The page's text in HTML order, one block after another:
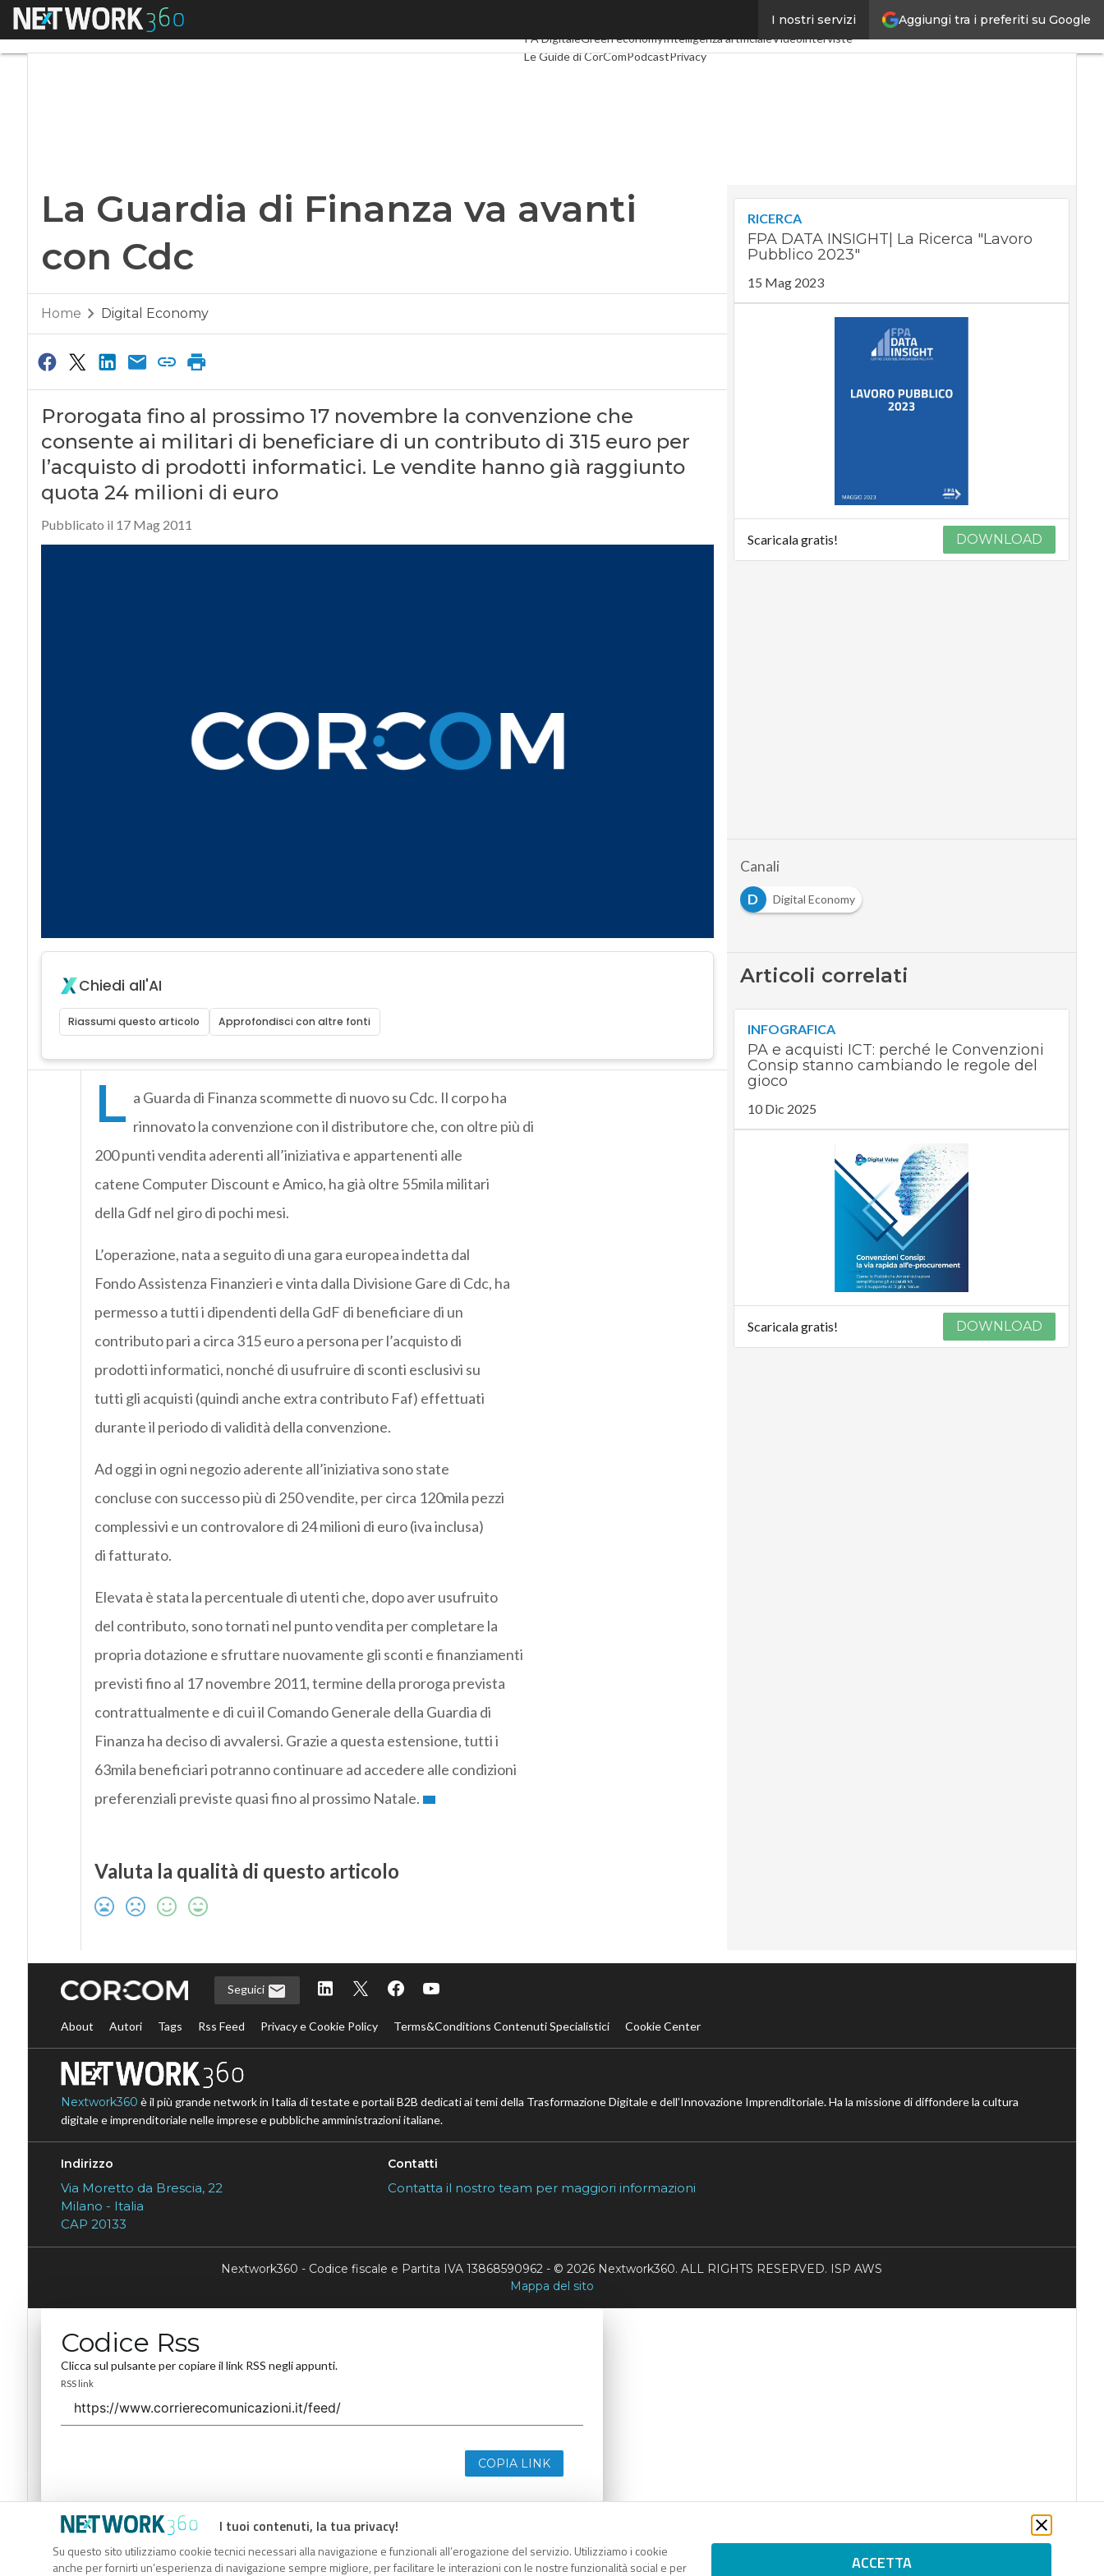
Aggiungi tra i preferiti su Google
I nostri servizi
Menu
SpacEconomy
PA DigitaleGreen economyIntelligenza artificialeVideointerviste
Le Guide di CorComPodcastPrivacy
La Guardia di Finanza va avanti
con Cdc
Home Digital Economy
Prorogata fino al prossimo 17 novembre la convenzione che
consente ai militari di beneficiare di un contributo di 315 euro per
l’acquisto di prodotti informatici. Le vendite hanno già raggiunto
quota 24 milioni di euro
Pubblicato il 17 Mag 2011
Chiedi all'AI
Riassumi questo articolo Approfondisci con altre fonti
L a Guarda di Finanza scommette di nuovo su Cdc. Il corpo ha
rinnovato la convenzione con il distributore che, con oltre più di
200 punti vendita aderenti all’iniziativa e appartenenti alle
catene Computer Discount e Amico, ha già oltre 55mila militari
della Gdf nel giro di pochi mesi.
L’operazione, nata a seguito di una gara europea indetta dal
Fondo Assistenza Finanzieri e vinta dalla Divisione Gare di Cdc, ha
permesso a tutti i dipendenti della GdF di beneficiare di un
contributo pari a circa 315 euro a persona per l’acquisto di
prodotti informatici, nonché di usufruire di sconti esclusivi su
tutti gli acquisti (quindi anche extra contributo Faf) effettuati
durante il periodo di validità della convenzione.
Ad oggi in ogni negozio aderente all’iniziativa sono state
concluse con successo più di 250 vendite, per circa 120mila pezzi
complessivi e un controvalore di 24 milioni di euro (iva inclusa)
di fatturato.
Elevata è stata la percentuale di utenti che, dopo aver usufruito
del contributo, sono tornati nel punto vendita per completare la
propria dotazione e sfruttare nuovamente gli sconti e finanziamenti
previsti fino al 17 novembre 2011, termine della proroga prevista
contrattualmente e di cui il Comando Generale della Guardia di
Finanza ha deciso di avvalersi. Grazie a questa estensione, tutti i
63mila beneficiari potranno continuare ad accedere alle condizioni
preferenziali previste quasi fino al prossimo Natale.
Valuta la qualità di questo articolo
RICERCA
FPA DATA INSIGHT| La Ricerca "Lavoro
Pubblico 2023"
15 Mag 2023
Scaricala gratis! DOWNLOAD
Canali
D
Digital Economy
Articoli correlati
INFOGRAFICA
PA e acquisti ICT: perché le Convenzioni
Consip stanno cambiando le regole del
gioco
10 Dic 2025
Scaricala gratis! DOWNLOAD
I tuoi contenuti, la tua privacy!
Su questo sito utilizziamo cookie tecnici necessari alla navigazione e funzionali all’erogazione del servizio. Utilizziamo i cookie
anche per fornirti un’esperienza di navigazione sempre migliore, per facilitare le interazioni con le nostre funzionalità social e per
ACCETTA
Seguici
About Autori Tags Rss Feed Privacy e Cookie Policy Terms&Conditions Contenuti Specialistici Cookie Center
Nextwork360 è il più grande network in Italia di testate e portali B2B dedicati ai temi della Trasformazione Digitale e dell’Innovazione Imprenditoriale. Ha la missione di diffondere la cultura
digitale e imprenditoriale nelle imprese e pubbliche amministrazioni italiane.
Indirizzo
Via Moretto da Brescia, 22
Milano - Italia
CAP 20133
Contatti
Contatta il nostro team per maggiori informazioni
Nextwork360 - Codice fiscale e Partita IVA 13868590962 - © 2026 Nextwork360. ALL RIGHTS RESERVED. ISP AWS
Mappa del sito
Codice Rss
Clicca sul pulsante per copiare il link RSS negli appunti.
RSS link
COPIA LINK
Codice Rss
Clicca sul pulsante per copiare il link RSS negli appunti.